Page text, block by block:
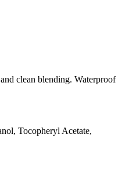
clean blending. Waterproof
Tocopheryl Acetate,